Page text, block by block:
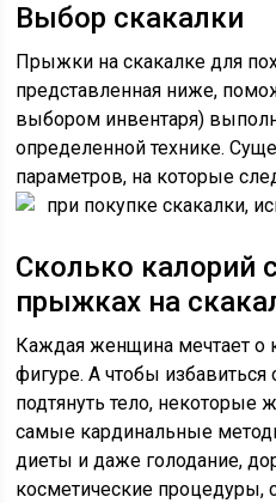
Выбор скакалки
Прыжки на скакалке для
представленная ниже,
выбором инвентаря)
определенной технике.
параметров, на которые
при покупке скакалки,
Сколько калорий
прыжках на
Каждая женщина мечтает о
фигуре. А чтобы
подтянуть тело,
самые кардинальные
диеты и даже голодание,
косметические процедуры,